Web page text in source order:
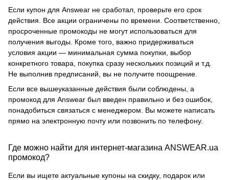
Если купон для Answear не сработал, проверьте его срок
действия. Все акции ограничены по времени. Соответственно,
просроченные промокоды не могут использоваться для
получения выгоды. Кроме того, важно придерживаться
условия акции — минимальная сумма покупки, выбор
конкретного товара, покупка сразу нескольких позиций и т.д.
Не выполнив предписаний, вы не получите поощрение.
Если все вышеуказанные действия были соблюдены, а
промокод для Answear был введен правильно и без ошибок,
понадобиться связаться с менеджером. Вы можете написать
прямо на электронную почту или позвонить по телефону.
Где можно найти для интернет-магазина ANSWEAR.ua
промокод?
Если вы ищете актуальные купоны на скидку, подарок или